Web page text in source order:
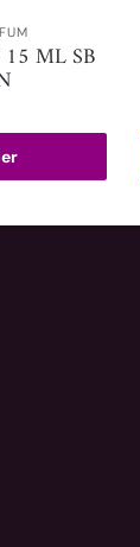
ML SB